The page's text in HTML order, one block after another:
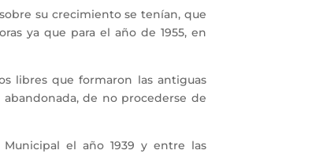
su crecimiento se tenían, que
ya que para el año de 1955, en
libres que formaron las antiguas
de no procederse de
el año 1939 y entre las